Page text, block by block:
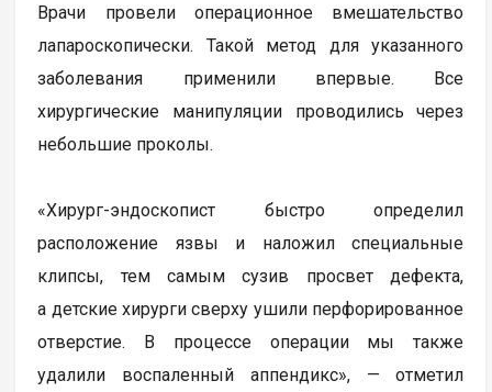
Врачи провели операционное вмешательство
лапароскопически. Такой метод для указанного
заболевания применили впервые. Все
хирургические манипуляции проводились через
небольшие проколы.
«Хирург-эндоскопист быстро определил
расположение язвы и наложил специальные
клипсы, тем самым сузив просвет дефекта,
а детские хирурги сверху ушили перфорированное
отверстие. В процессе операции мы также
удалили воспаленный аппендикс», — отметил